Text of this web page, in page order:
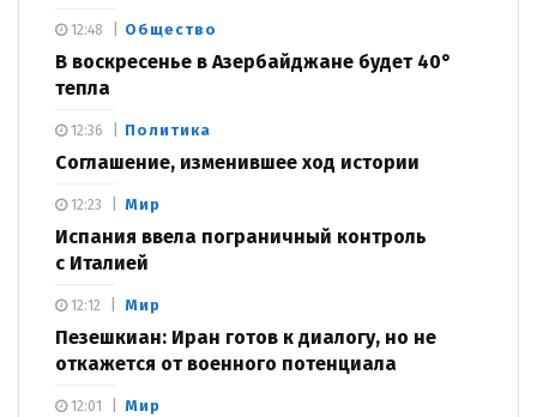
Общество
В воскресенье в Азербайджане будет 40°
тепла
12:48
Политика
Соглашение, изменившее ход истории
12:36
Мир
Испания ввела пограничный контроль
с Италией
12:23
Мир
Пезешкиан: Иран готов к диалогу, но не
откажется от военного потенциала
12:12
Мир
12:01